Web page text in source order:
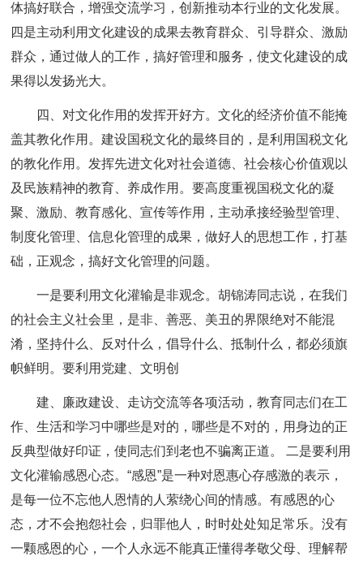
体搞好联合，增强交流学习，创新推动本行业的文化发展。
四是主动利用文化建设的成果去教育群众、引导群众、激励
群众，通过做人的工作，搞好管理和服务，使文化建设的成
果得以发扬光大。
四、对文化作用的发挥开好方。文化的经济价值不能掩
盖其教化作用。建设国税文化的最终目的，是利用国税文化
的教化作用。发挥先进文化对社会道德、社会核心价值观以
及民族精神的教育、养成作用。要高度重视国税文化的凝
聚、激励、教育感化、宣传等作用，主动承接经验型管理、
制度化管理、信息化管理的成果，做好人的思想工作，打基
础，正观念，搞好文化管理的问题。
一是要利用文化灌输是非观念。胡锦涛同志说，在我们
的社会主义社会里，是非、善恶、美丑的界限绝对不能混
淆，坚持什么、反对什么，倡导什么、抵制什么，都必须旗
帜鲜明。要利用党建、文明创
建、廉政建设、走访交流等各项活动，教育同志们在工
作、生活和学习中哪些是对的，哪些是不对的，用身边的正
反典型做好印证，使同志们到老也不骗离正道。 二是要利用
文化灌输感恩心态。“感恩”是一种对恩惠心存感激的表示，
是每一位不忘他人恩情的人萦绕心间的情感。有感恩的心
态，才不会抱怨社会，归罪他人，时时处处知足常乐。没有
一颗感恩的心，一个人永远不能真正懂得孝敬父母、理解帮